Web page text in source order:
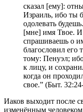
сказал [ему]:
Израиль, ибо ты
одолевать
[мне] имя Твое. И
спрашиваешь о
благословил его
тому: Пенуэл;
к лицу, и
когда он
свое.” (Быт.
Иаков выходит после
изменённым